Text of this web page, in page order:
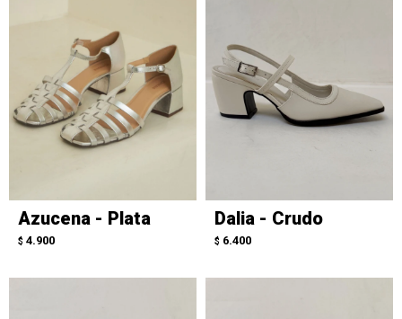
Azucena - Plata
$ 4.900
Dalia - Crudo
$ 6.400